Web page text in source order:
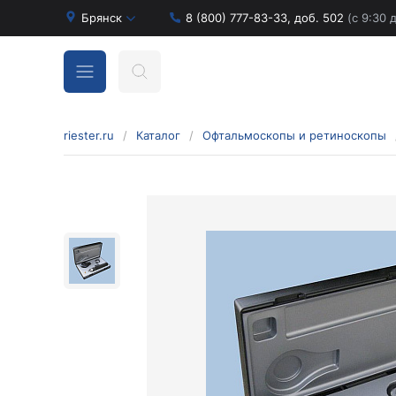
Брянск 8 (800) 777-83-33, доб. 502 (с 9:30
Бинокулярные лупы
Оголовья для бинокулярных луп
Диагностические наборы отоскопов и
Диагностические наборы de luxe
Диагностические наборы e-scope
Диагностические наборы Econom
riester.ru / Каталог / Офтальмоскопы и ретиноскопы